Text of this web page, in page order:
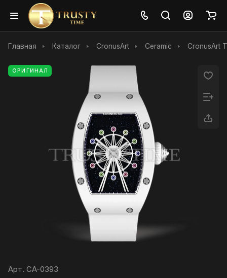
Главная Каталог CronusArt Ceramic CronusArt
ОРИГИНАЛ
Арт. CA-0393